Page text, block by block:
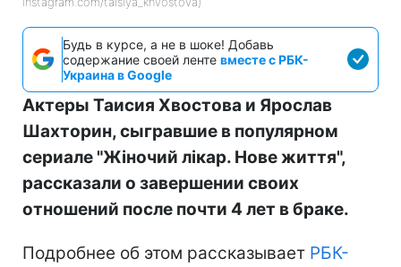
Будь в курсе, а не в шоке! Добавь
содержание своей ленте вместе с РБК-
Украина в Google
Актеры Таисия Хвостова и Ярослав
Шахторин, сыгравшие в популярном
сериале "Жіночий лікар. Нове життя",
рассказали о завершении своих
отношений после почти 4 лет в браке.
Подробнее об этом рассказывает РБК-